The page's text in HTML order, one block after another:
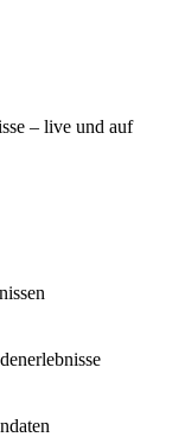
– live und auf